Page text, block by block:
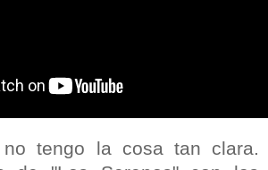
no tengo la cosa tan clara.